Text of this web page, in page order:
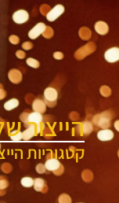
הייצור
קטגוריות